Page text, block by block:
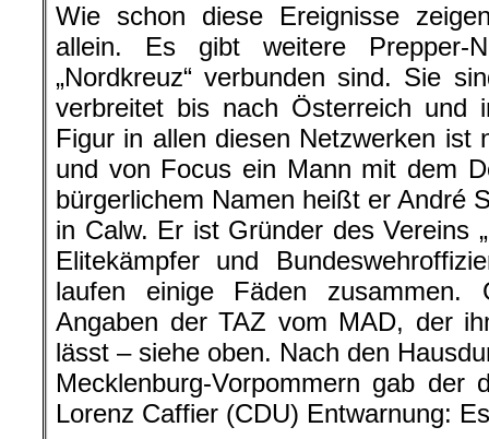
Wie schon diese Ereignisse
allein. Es gibt weitere Prepper-
„Nordkreuz“ verbunden sind. Sie
verbreitet bis nach Österreich und
Figur in allen diesen Netzwerken ist
und von Focus ein Mann mit dem
bürgerlichem Namen heißt er André
in Calw. Er ist Gründer des Vereins
Elitekämpfer und
laufen einige Fäden
Angaben der TAZ vom MAD, der
lässt – siehe oben. Nach den
Mecklenburg-Vorpommern gab der
Lorenz Caffier (CDU) Entwarnung: